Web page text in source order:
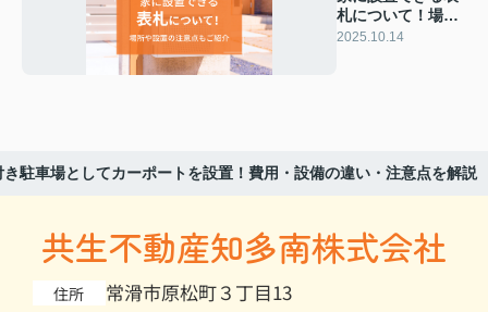
札について！場所
や設置の注意点も
2025.10.14
き駐車場としてカーポートを設置！費用・設備の違い・注意点を解説
共生不動産知多南株式会社
住所 常滑市原松町３丁目13